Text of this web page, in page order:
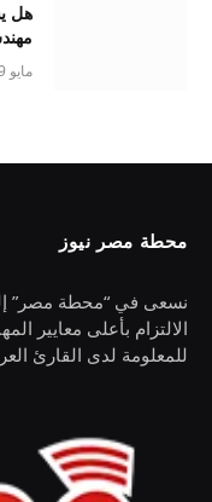
هل
مايو 9, 2026
محطة مصر نيوز
نسعى في “محطة مصر”
الالتزام بأعلى معايير
للمعلومة لدى القارئ